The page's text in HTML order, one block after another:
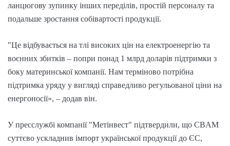
ланцюгову зупинку інших переділів, простій персоналу та
подальше зростання собівартості продукції.
"Це відбувається на тлі високих цін на електроенергію та
воєнних збитків – попри понад 1 млрд доларів підтримки з
боку материнської компанії. Нам терміново потрібна
підтримка уряду у вигляді справедливо регульованої ціни на
енергоносії», – додав він.
У пресслужбі компанії "Метінвест" підтвердили, що CBAM
суттєво ускладнив імпорт української продукції до ЄС,